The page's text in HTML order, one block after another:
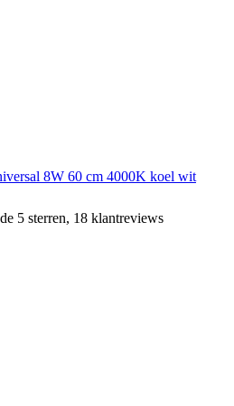
8W 60 cm 4000K koel wit
5 sterren, 18 klantreviews